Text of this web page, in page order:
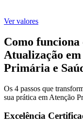
Ver valores
Como
Atualização
Primária e
Os 4 passos que
sua prática em Atenção
Excelência